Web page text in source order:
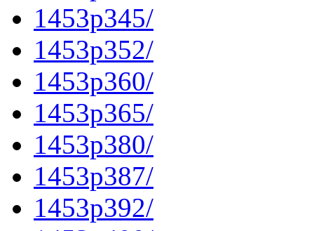
1453p345/
1453p352/
1453p360/
1453p365/
1453p380/
1453p387/
1453p392/